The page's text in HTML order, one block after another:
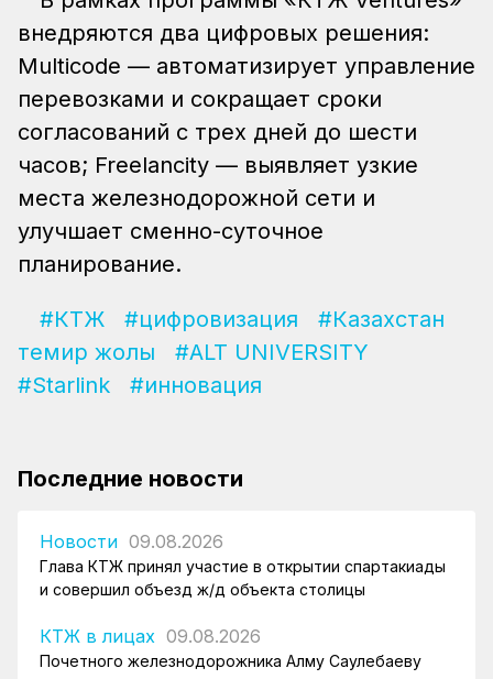
внедряются два цифровых решения:
Multicode — автоматизирует управление
перевозками и сокращает сроки
согласований с трех дней до шести
часов; Freelancity — выявляет узкие
места железнодорожной сети и
улучшает сменно-суточное
планирование.
#КТЖ #цифровизация
#Казахстан
темир жолы
#ALT UNIVERSITY
#Starlink
#инновация
Последние новости
Новости 09.08.2026
Глава КТЖ принял участие в открытии спартакиады
и совершил объезд ж/д объекта столицы
КТЖ в лицах 09.08.2026
Почетного железнодорожника Алму Саулебаеву